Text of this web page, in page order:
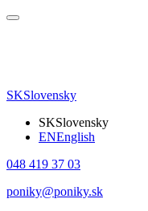
SKSlovensky
SKSlovensky
ENEnglish
048 419 37 03
poniky@poniky.sk